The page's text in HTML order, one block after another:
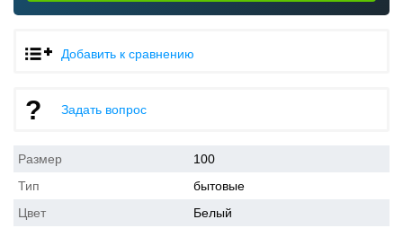
Добавить к сравнению
Задать вопрос
Размер
100
Тип
бытовые
Цвет
Белый